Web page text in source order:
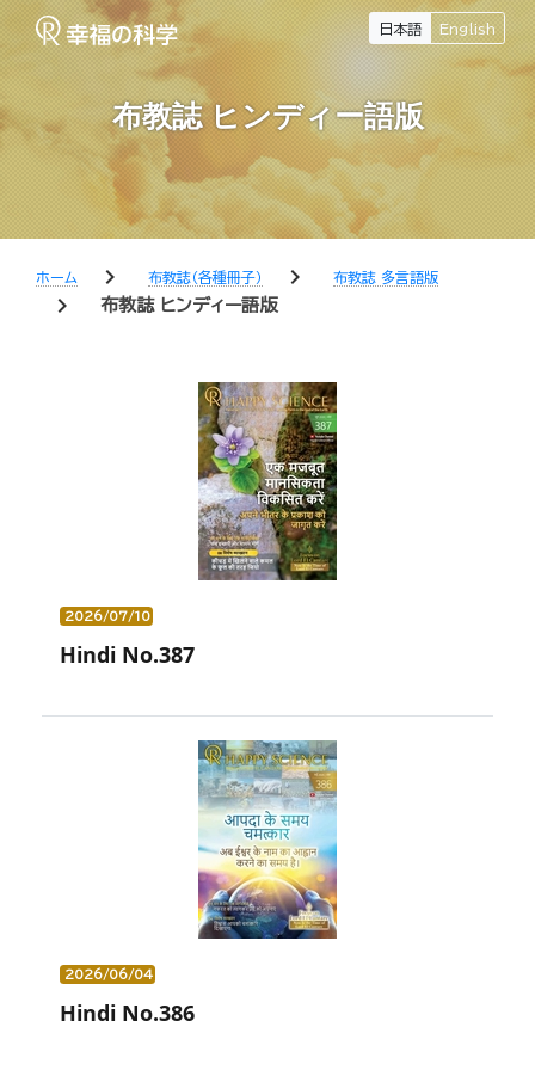
日本語 English
布教誌 ヒンディー語版
ホーム chevron_right 布教誌（各種冊子） chevron_right 布教誌 多言語版
chevron_right 布教誌 ヒンディー語版
2026/07/10
Hindi No.387
2026/06/04
Hindi No.386